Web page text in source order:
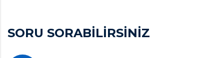
SORU SORABİLİRSİNİZ